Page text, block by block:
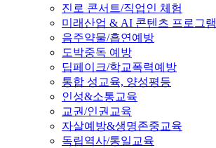
진로 콘서트/직업인 체험
미래산업 & AI 콘텐츠 프로그램
음주약물/흡연예방
도박중독 예방
딥페이크/학교폭력예방
통합 성교육, 양성평등
인성&소통교육
교권/인권교육
자살예방&생명존중교육
독립역사/통일교육